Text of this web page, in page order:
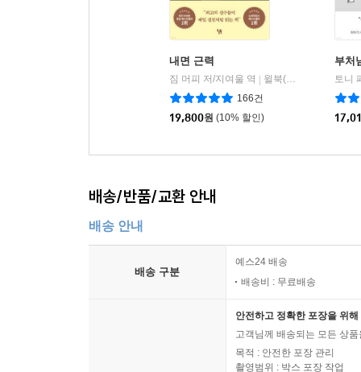
내면 근력
짐 머피 저/지여울 역
윌북(willbook)
166건
19,800원 (10% 할인)
부처
토니
배송/반품/교환 안내
배송 안내
배송 구분
예스24 배송
배송비 : 무료배송
안전하고 정확한 포장을 위
고객님께 배송되는 모든 상
목적 : 안전한 포장 관리
촬영범위 : 박스 포장 작업